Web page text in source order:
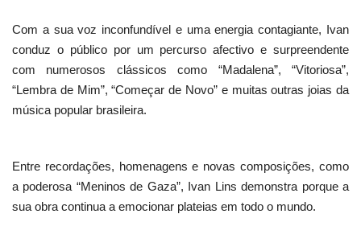
Com a sua voz inconfundível e uma energia contagiante, Ivan
conduz o público por um percurso afectivo e surpreendente
com numerosos clássicos como “Madalena”, “Vitoriosa”,
“Lembra de Mim”, “Começar de Novo” e muitas outras joias da
música popular brasileira.
Entre recordações, homenagens e novas composições, como
a poderosa “Meninos de Gaza”, Ivan Lins demonstra porque a
sua obra continua a emocionar plateias em todo o mundo.